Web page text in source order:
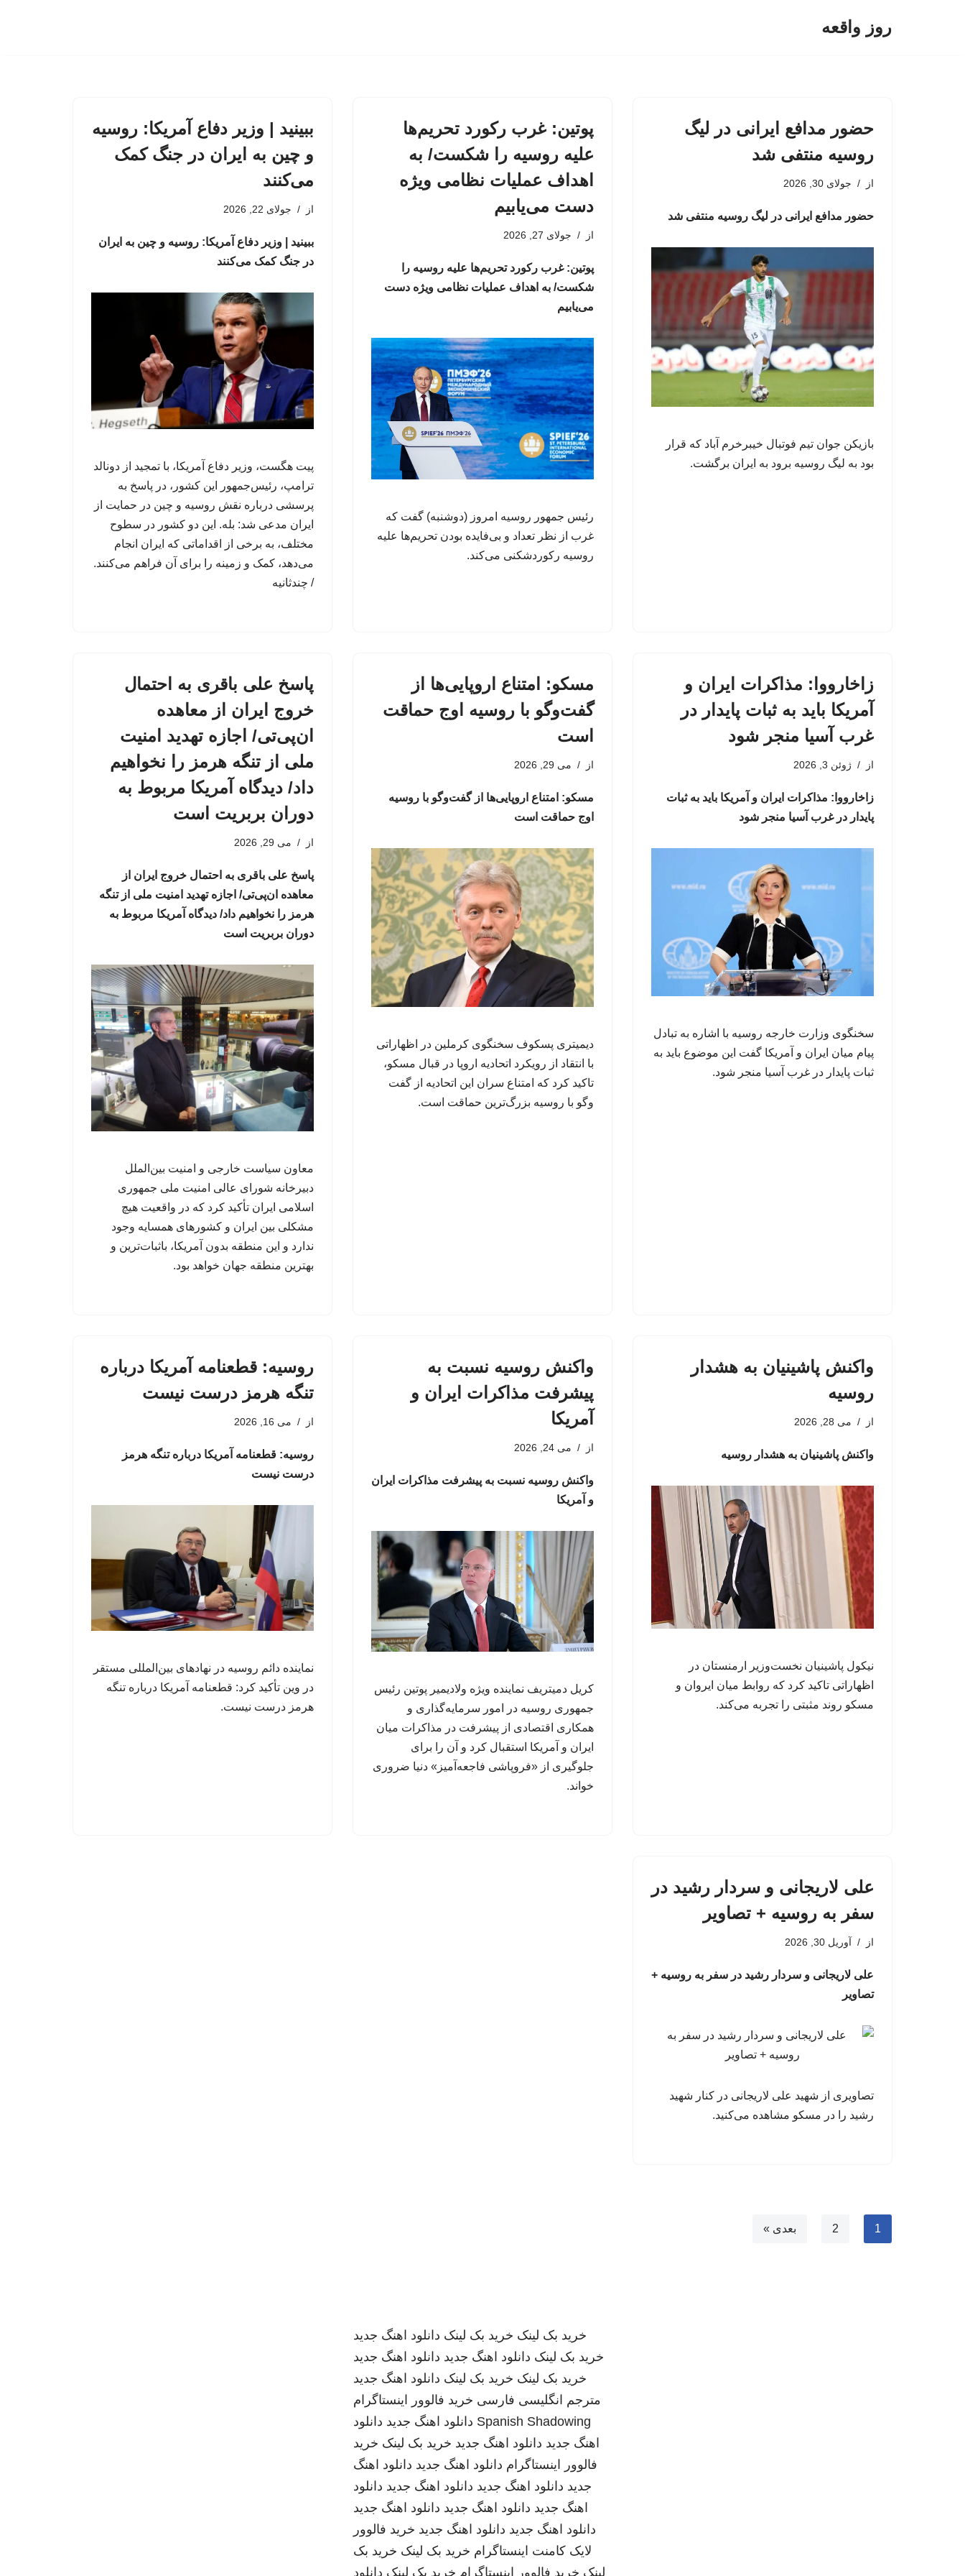
روز واقعه
حضور مدافع ایرانی در لیگ
روسیه منتفی شد
از جولای 30, 2026
حضور مدافع ایرانی در لیگ روسیه منتفی شد
بازیکن جوان تیم فوتبال خیبرخرم آباد که قرار
بود به لیگ روسیه برود به ایران برگشت.
پوتین: غرب رکورد تحریم‌ها
علیه روسیه را شکست/ به
اهداف عملیات نظامی ویژه
دست می‌یابیم
از جولای 27, 2026
پوتین: غرب رکورد تحریم‌ها علیه روسیه را
شکست/ به اهداف عملیات نظامی ویژه دست
می‌یابیم
رئیس جمهور روسیه امروز (دوشنبه) گفت که
غرب از نظر تعداد و بی‌فایده بودن تحریم‌ها علیه
روسیه رکوردشکنی می‌کند.
ببینید | وزیر دفاع آمریکا: روسیه
و چین به ایران در جنگ کمک
می‌کنند
از جولای 22, 2026
ببینید | وزیر دفاع آمریکا: روسیه و چین به ایران
در جنگ کمک می‌کنند
پیت هگست، وزیر دفاع آمریکا، با تمجید از دونالد
ترامپ، رئیس‌جمهور این کشور، در پاسخ به
پرسشی درباره نقش روسیه و چین در حمایت از
ایران مدعی شد: بله. این دو کشور در سطوح
مختلف، به برخی از اقداماتی که ایران انجام
می‌دهد، کمک و زمینه را برای آن فراهم می‌کنند.
/ چندثانیه
زاخارووا: مذاکرات ایران و
آمریکا باید به ثبات پایدار در
غرب آسیا منجر شود
از ژوئن 3, 2026
زاخارووا: مذاکرات ایران و آمریکا باید به ثبات
پایدار در غرب آسیا منجر شود
سخنگوی وزارت خارجه روسیه با اشاره به تبادل
پیام میان ایران و آمریکا گفت این موضوع باید به
ثبات پایدار در غرب آسیا منجر شود.
مسکو: امتناع اروپایی‌ها از
گفت‌وگو با روسیه اوج حماقت
است
از می 29, 2026
مسکو: امتناع اروپایی‌ها از گفت‌وگو با روسیه
اوج حماقت است
دیمیتری پسکوف سخنگوی کرملین در اظهاراتی
با انتقاد از رویکرد اتحادیه اروپا در قبال مسکو،
تاکید کرد که امتناع سران این اتحادیه از گفت
وگو با روسیه بزرگ‌ترین حماقت است.
پاسخ علی باقری به احتمال
خروج ایران از معاهده
ان‌پی‌تی/ اجازه تهدید امنیت
ملی از تنگه هرمز را نخواهیم
داد/ دیدگاه آمریکا مربوط به
دوران بربریت است
از می 29, 2026
پاسخ علی باقری به احتمال خروج ایران از
معاهده ان‌پی‌تی/ اجازه تهدید امنیت ملی از تنگه
هرمز را نخواهیم داد/ دیدگاه آمریکا مربوط به
دوران بربریت است
معاون سیاست خارجی و امنیت بین‌الملل
دبیرخانه شورای عالی امنیت ملی جمهوری
اسلامی ایران تأکید کرد که در واقعیت هیچ
مشکلی بین ایران و کشورهای همسایه وجود
ندارد و این منطقه بدون آمریکا، باثبات‌ترین و
بهترین منطقه جهان خواهد بود.
واکنش پاشینیان به هشدار
روسیه
از می 28, 2026
واکنش پاشینیان به هشدار روسیه
نیکول پاشینیان نخست‌وزیر ارمنستان در
اظهاراتی تاکید کرد که روابط میان ایروان و
مسکو روند مثبتی را تجربه می‌کند.
واکنش روسیه نسبت به
پیشرفت مذاکرات ایران و
آمریکا
از می 24, 2026
واکنش روسیه نسبت به پیشرفت مذاکرات ایران
و آمریکا
کریل دمیتریف نماینده ویژه ولادیمیر پوتین رئیس
جمهوری روسیه در امور سرمایه‌گذاری و
همکاری اقتصادی از پیشرفت در مذاکرات میان
ایران و آمریکا استقبال کرد و آن را برای
جلوگیری از «فروپاشی فاجعه‌آمیز» دنیا ضروری
خواند.
روسیه: قطعنامه آمریکا درباره
تنگه هرمز درست نیست
از می 16, 2026
روسیه: قطعنامه آمریکا درباره تنگه هرمز
درست نیست
نماینده دائم روسیه در نهادهای بین‌المللی مستقر
در وین تأکید کرد: قطعنامه آمریکا درباره تنگه
هرمز درست نیست.
علی لاریجانی و سردار رشید در
سفر به روسیه + تصاویر
از آوریل 30, 2026
علی لاریجانی و سردار رشید در سفر به روسیه +
تصاویر
تصاویری از شهید علی لاریجانی در کنار شهید
رشید را در مسکو مشاهده می‌کنید.
1
2 بعدی »
خرید بک لینک خرید بک لینک دانلود اهنگ جدید
خرید بک لینک دانلود اهنگ جدید دانلود اهنگ جدید
خرید بک لینک خرید بک لینک دانلود اهنگ جدید
مترجم انگلیسی فارسی خرید فالوور اینستاگرام
Spanish Shadowing دانلود اهنگ جدید دانلود
اهنگ جدید دانلود اهنگ جدید خرید بک لینک خرید
فالوور اینستاگرام دانلود اهنگ جدید دانلود اهنگ
جدید دانلود اهنگ جدید دانلود اهنگ جدید دانلود
اهنگ جدید دانلود اهنگ جدید دانلود اهنگ جدید
دانلود اهنگ جدید دانلود اهنگ جدید خرید فالوور
لایک کامنت اینستاگرام خرید بک لینک خرید بک
لینک خرید فالوور اینستاگرام خرید بک لینک دانلود